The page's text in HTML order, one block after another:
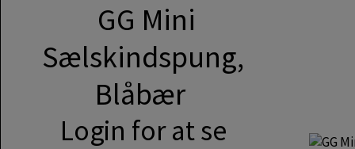
GG Mini
Sælskindspung,
Blåbær
Login for at se